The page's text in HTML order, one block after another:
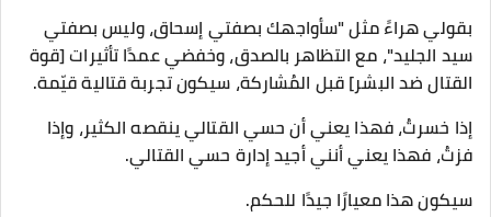
بقولي هراءً مثل "سأواجهك بصفتي إسحاق، وليس بصفتي
سيد الجليد"، مع التظاهر بالصدق، وخفضي عمدًا تأثيرات [قوة
القتال ضد البشر] قبل المُشاركة، سيكون تجربة قتالية قيّمة.
إذا خسرتُ، فهذا يعني أن حسي القتالي ينقصه الكثير، وإذا
فزتُ، فهذا يعني أنني أجيد إدارة حسي القتالي.
سيكون هذا معيارًا جيدًا للحكم.